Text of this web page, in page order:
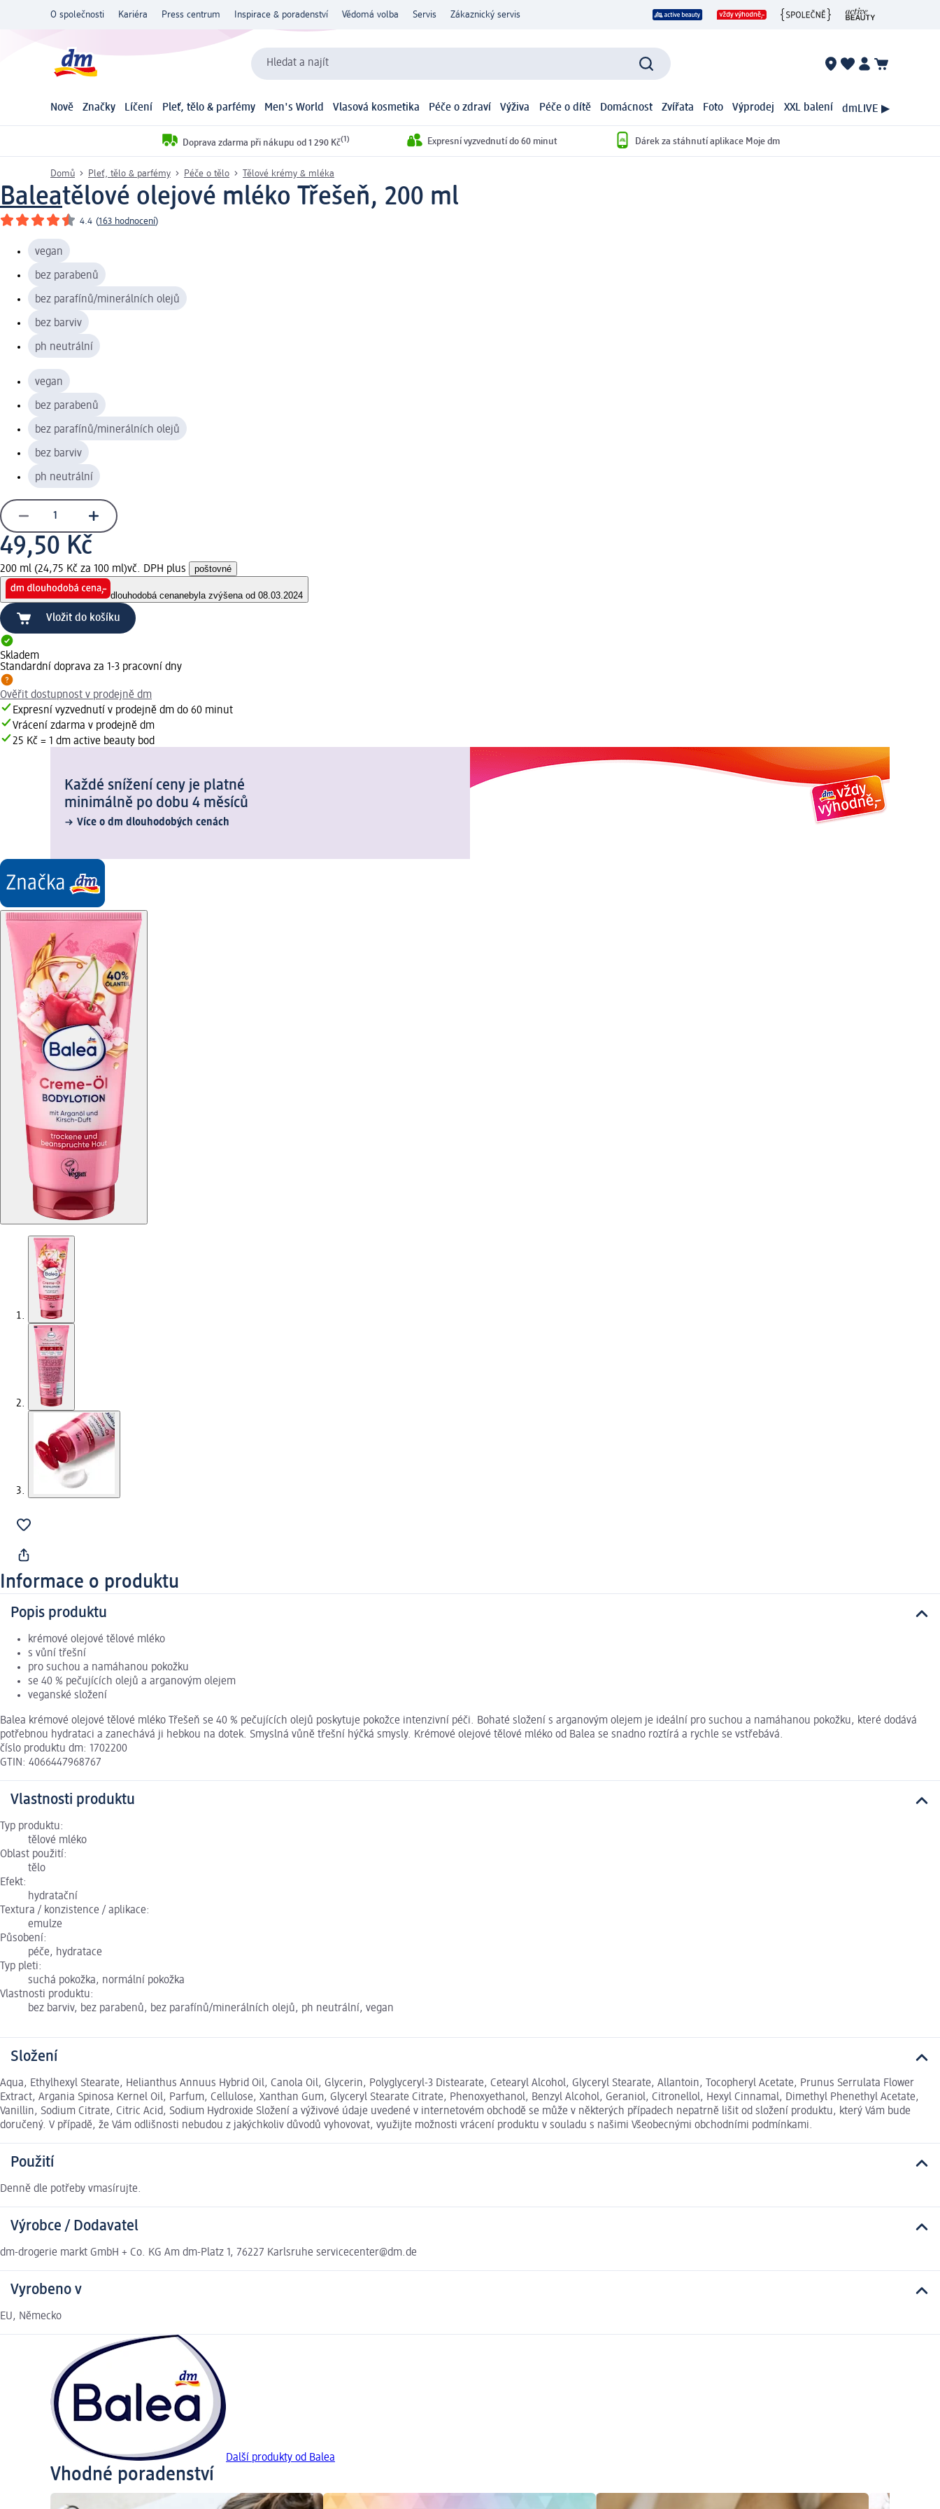
O společnosti Kariéra Press centrum Inspirace & poradenství Vědomá volba Servis Zákaznický servis
Hledat a najít
Nově Značky Líčení Pleť, tělo & parfémy Men's World Vlasová kosmetika Péče o zdraví Výživa Péče o dítě Domácnost Zvířata Foto Výprodej XXL balení dmLIVE ▶
Doprava zdarma při nákupu od 1 290 Kč(1) Expresní vyzvednutí do 60 minut Dárek za stáhnutí aplikace Moje dm
Domů Pleť, tělo & parfémy Péče o tělo Tělové krémy & mléka
Baleatělové olejové mléko Třešeň, 200 ml
4.4 (163 hodnocení)
vegan
bez parabenů
bez parafínů/minerálních olejů
bez barviv
ph neutrální
vegan
bez parabenů
bez parafínů/minerálních olejů
bez barviv
ph neutrální
49,50 Kč
200 ml (24,75 Kč za 100 ml)vč. DPH plus poštovné
dlouhodobá cenanebyla zvýšena od 08.03.2024
Vložit do košíku
Skladem
Standardní doprava za 1-3 pracovní dny
Ověřit dostupnost v prodejně dm
Expresní vyzvednutí v prodejně dm do 60 minut
Vrácení zdarma v prodejně dm
25 Kč = 1 dm active beauty bod
Každé snížení ceny je platné
minimálně po dobu 4 měsíců
Více o dm dlouhodobých cenách
Informace o produktu
Popis produktu
krémové olejové tělové mléko
s vůní třešní
pro suchou a namáhanou pokožku
se 40 % pečujících olejů a arganovým olejem
veganské složení
Balea krémové olejové tělové mléko Třešeň se 40 % pečujících olejů poskytuje pokožce intenzivní péči. Bohaté složení s arganovým olejem je ideální pro suchou a namáhanou pokožku, které dodává
potřebnou hydrataci a zanechává ji hebkou na dotek. Smyslná vůně třešní hýčká smysly. Krémové olejové tělové mléko od Balea se snadno roztírá a rychle se vstřebává.
číslo produktu dm: 1702200
GTIN: 4066447968767
Vlastnosti produktu
Typ produktu:
tělové mléko
Oblast použití:
tělo
Efekt:
hydratační
Textura / konzistence / aplikace:
emulze
Působení:
péče, hydratace
Typ pleti:
suchá pokožka, normální pokožka
Vlastnosti produktu:
bez barviv, bez parabenů, bez parafínů/minerálních olejů, ph neutrální, vegan
Složení
Aqua, Ethylhexyl Stearate, Helianthus Annuus Hybrid Oil, Canola Oil, Glycerin, Polyglyceryl-3 Distearate, Cetearyl Alcohol, Glyceryl Stearate, Allantoin, Tocopheryl Acetate, Prunus Serrulata Flower
Extract, Argania Spinosa Kernel Oil, Parfum, Cellulose, Xanthan Gum, Glyceryl Stearate Citrate, Phenoxyethanol, Benzyl Alcohol, Geraniol, Citronellol, Hexyl Cinnamal, Dimethyl Phenethyl Acetate,
Vanillin, Sodium Citrate, Citric Acid, Sodium Hydroxide Složení a výživové údaje uvedené v internetovém obchodě se může v některých případech nepatrně lišit od složení produktu, který Vám bude
doručený. V případě, že Vám odlišnosti nebudou z jakýchkoliv důvodů vyhovovat, využijte možnosti vrácení produktu v souladu s našimi Všeobecnými obchodními podmínkami.
Použití
Denně dle potřeby vmasírujte.
Výrobce / Dodavatel
dm-drogerie markt GmbH + Co. KG Am dm-Platz 1, 76227 Karlsruhe servicecenter@dm.de
Vyrobeno v
EU, Německo
Další produkty od Balea
Vhodné poradenství